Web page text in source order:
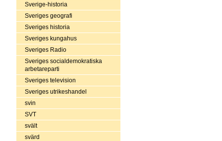
Sverige-historia
Sveriges geografi
Sveriges historia
Sveriges kungahus
Sveriges Radio
Sveriges socialdemokratiska
arbetareparti
Sveriges television
Sveriges utrikeshandel
svin
SVT
svält
svärd